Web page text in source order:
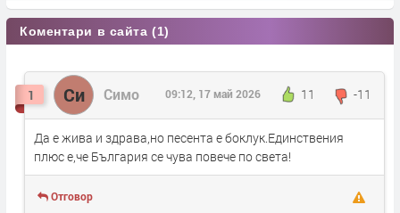
Коментари в сайта (1)
1 Си Симо 11 -11
09:12, 17 май 2026
Да е жива и здрава,но песента е боклук.Единствения
плюс е,че България се чува повече по света!
Отговор